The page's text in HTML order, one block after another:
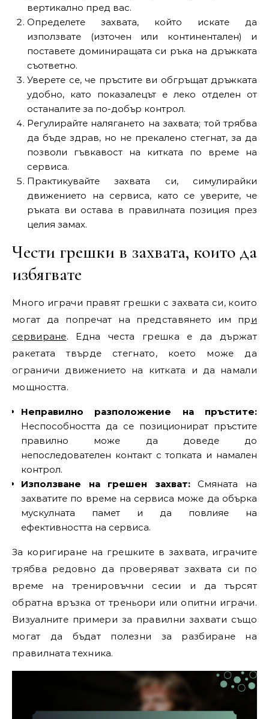
вертикално пред вас.
Определете захвата, който искате да
използвате (източен или континентален) и
поставете доминиращата си ръка на дръжката
съответно.
Уверете се, че пръстите ви обгръщат дръжката
удобно, като показалецът е леко отделен от
останалите за по-добър контрол.
Регулирайте налягането на захвата; той трябва
да бъде здрав, но не прекалено стегнат, за да
позволи гъвкавост на китката по време на
сервиса.
Практикувайте захвата си, симулирайки
движението на сервиса, като се уверите, че
ръката ви остава в правилната позиция през
целия замах.
Чести грешки в захвата, които да
избягвате
Много играчи правят грешки с захвата си, които
могат да попречат на представянето им при
сервиране. Една честа грешка е да държат
ракетата твърде стегнато, което може да
ограничи движението на китката и да намали
мощността.
Неправилно разположение на пръстите:
Неспособността да се позиционират пръстите
правилно може да доведе до
непоследователен контакт с топката и намален
контрол.
Използване на грешен захват:Смяната на
захватите по време на сервиса може да обърка
мускулната памет и да повлияе на
ефективността на сервиса.
За коригиране на грешките в захвата, играчите
трябва редовно да проверяват захвата си по
време на тренировъчни сесии и да търсят
обратна връзка от треньори или опитни играчи.
Визуалните примери за правилни захвати също
могат да бъдат полезни за разбиране на
правилната техника.